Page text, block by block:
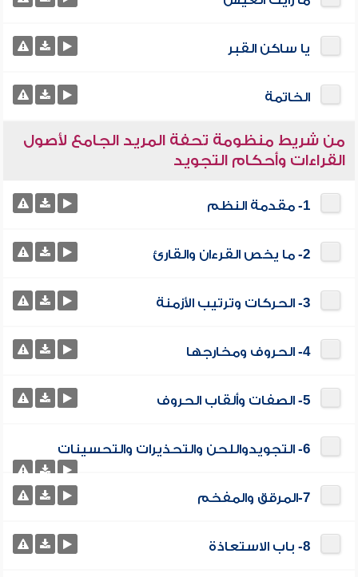
يا ساكن القبر
الخاتمة
من شريط منظومة تحفة المريد الجامع لأصول
القراءات وأحكام التجويد
1- مقدمة النظم
2- ما يخص القرءان والقارئ
3- الحركات وترتيب الأزمنة
4- الحروف ومخارجها
5- الصفات وألقاب الحروف
6- التجويدواللحن والتحذيرات والتحسينات
7-المرقق والمفخم
8- باب الاستعاذة